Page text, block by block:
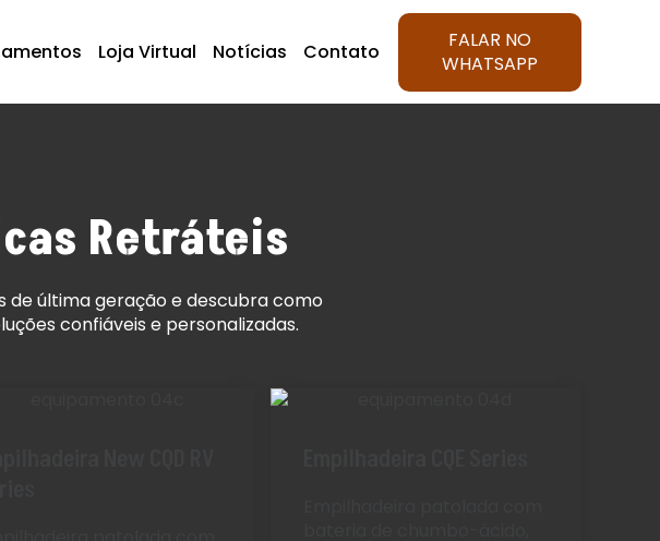
Loja Virtual Notícias Contato
FALAR NO
WHATSAPP
Retráteis
de última geração e descubra como
confiáveis e personalizadas.